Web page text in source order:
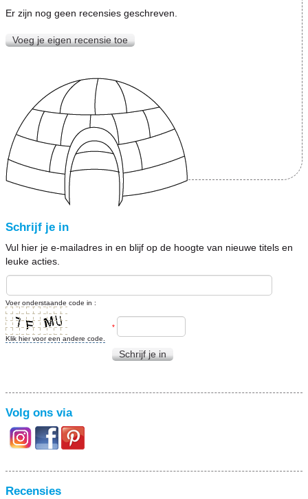
Er zijn nog geen recensies geschreven.
Voeg je eigen recensie toe
Schrijf je in
Vul hier je e-mailadres in en blijf op de hoogte van nieuwe titels en
leuke acties.
Voer onderstaande code in :
Klik hier voor een andere code.
*
Schrijf je in
Volg ons via
Recensies